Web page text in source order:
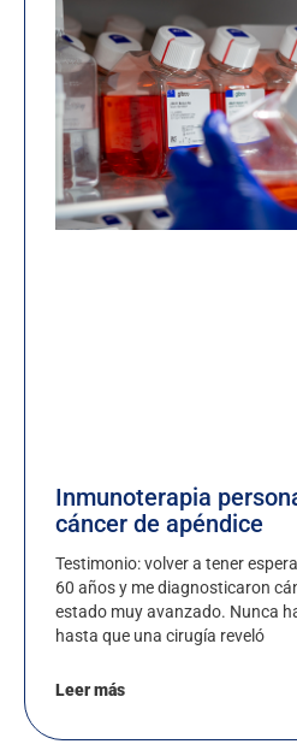
Inmunoterapia
cáncer de apéndice
Testimonio: volver a tener
60 años y me diagnosticaron
estado muy avanzado. Nunca
hasta que una cirugía reveló
Leer más